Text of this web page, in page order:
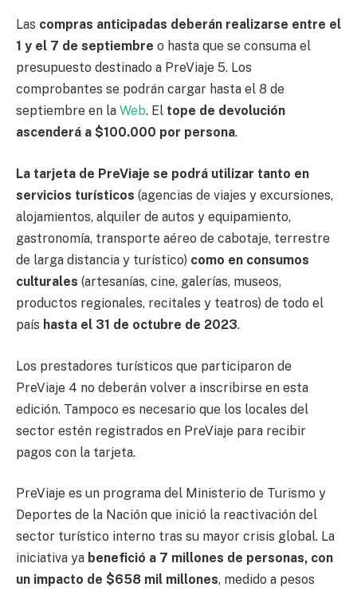
Las compras anticipadas deberán realizarse entre el
1 y el 7 de septiembre o hasta que se consuma el
presupuesto destinado a PreViaje 5. Los
comprobantes se podrán cargar hasta el 8 de
septiembre en la Web. El tope de devolución
ascenderá a $100.000 por persona.
La tarjeta de PreViaje se podrá utilizar tanto en
servicios turísticos (agencias de viajes y excursiones,
alojamientos, alquiler de autos y equipamiento,
gastronomía, transporte aéreo de cabotaje, terrestre
de larga distancia y turístico) como en consumos
culturales (artesanías, cine, galerías, museos,
productos regionales, recitales y teatros) de todo el
país hasta el 31 de octubre de 2023.
Los prestadores turísticos que participaron de
PreViaje 4 no deberán volver a inscribirse en esta
edición. Tampoco es necesario que los locales del
sector estén registrados en PreViaje para recibir
pagos con la tarjeta.
PreViaje es un programa del Ministerio de Turismo y
Deportes de la Nación que inició la reactivación del
sector turístico interno tras su mayor crisis global. La
iniciativa ya benefició a 7 millones de personas, con
un impacto de $658 mil millones, medido a pesos